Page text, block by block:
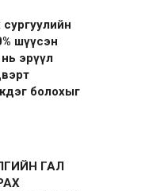
шүүсэн
эрүүл
болохыг
ГАЛ